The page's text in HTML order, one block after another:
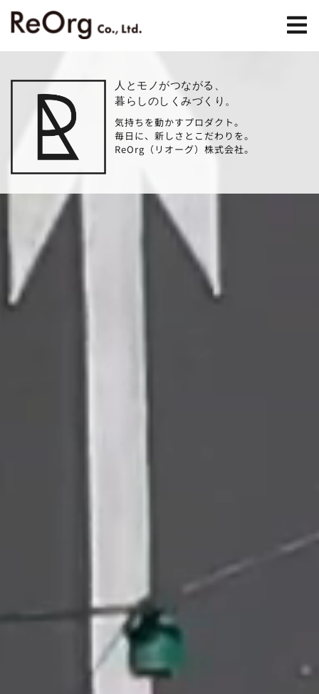
人とモノがつながる、
暮らしのしくみづくり。
気持ちを動かすプロダクト。
毎日に、新しさとこだわりを。
ReOrg（リオーグ）株式会社。